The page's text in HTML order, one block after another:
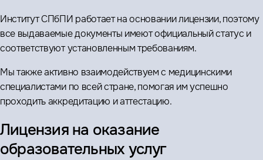
Институт СПбПИ работает на основании лицензии, поэтому
все выдаваемые документы имеют официальный статус и
соответствуют установленным требованиям.
Мы также активно взаимодействуем с медицинскими
специалистами по всей стране, помогая им успешно
проходить аккредитацию и аттестацию.
Лицензия на оказание
образовательных услуг